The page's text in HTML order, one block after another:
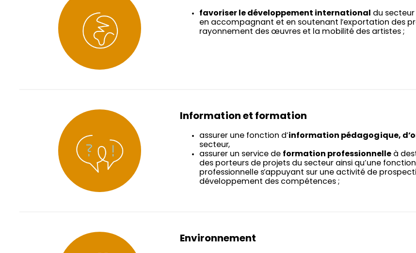
favoriser le développement international
du secteur
en accompagnant et en soutenant l’exportation des
rayonnement des œuvres et la mobilité des artistes ;
Information et formation
assurer une fonction d’information pédagogique,
secteur,
assurer un service de formation professionnelleà
des porteurs de projets du secteur ainsi qu’une
professionnelle s’appuyant sur une activité de
développement des compétences ;
Environnement